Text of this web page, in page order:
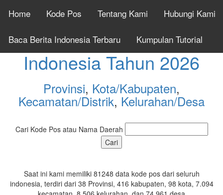
Home Kode Pos Tentang Kami Hubungi Kami
Baca Berita Indonesia Terbaru Kumpulan Tutorial
Cek Kode Pos Seluruh
Indonesia Tahun 2026
Provinsi, Kota/Kabupaten,
Kecamatan/Distrik, Kelurahan/Desa
Cari Kode Pos atau Nama Daerah
Saat ini kami memiliki 81248 data kode pos dari seluruh
indonesia, terdiri dari 38 Provinsi, 416 kabupaten, 98 kota, 7.094